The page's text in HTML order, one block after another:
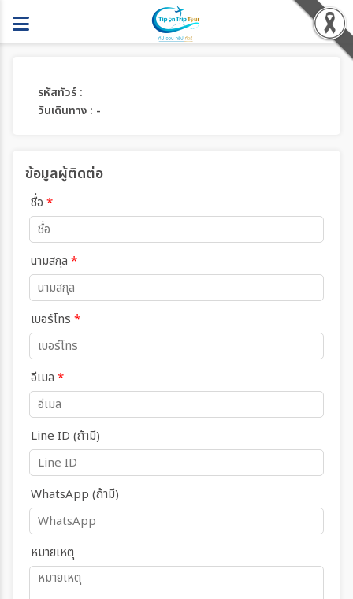
รหัสทัวร์ :
วันเดินทาง : -
ข้อมูลผู้ติดต่อ
ชื่อ *
นามสกุล *
เบอร์โทร *
อีเมล *
Line ID (ถ้ามี)
WhatsApp (ถ้ามี)
หมายเหตุ